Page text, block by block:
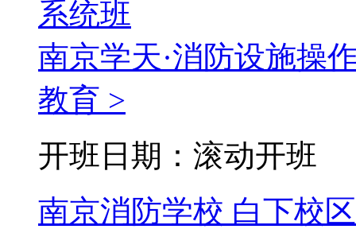
南京学天·消防设施操
教育 >
开班日期：滚动开班
南京消防学校 白下校区